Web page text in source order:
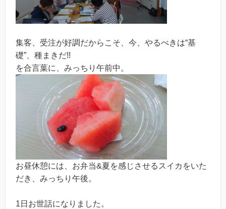
集客、受注が好調だからこそ、今、やるべきは“基
礎”、種まきだ!!
を合言葉に、みっちり午前中。
お昼休憩には、お弁当&夏を感じさせるスイカをいた
だき、みっちり午後。
1日お世話になりました。